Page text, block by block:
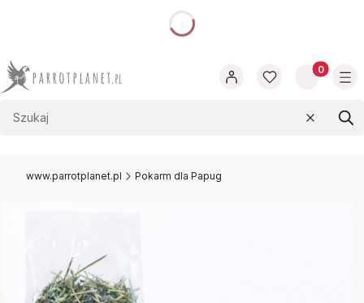
Produkty
Wyczyść
www.parrotplanet.pl Pokarm dla Papug